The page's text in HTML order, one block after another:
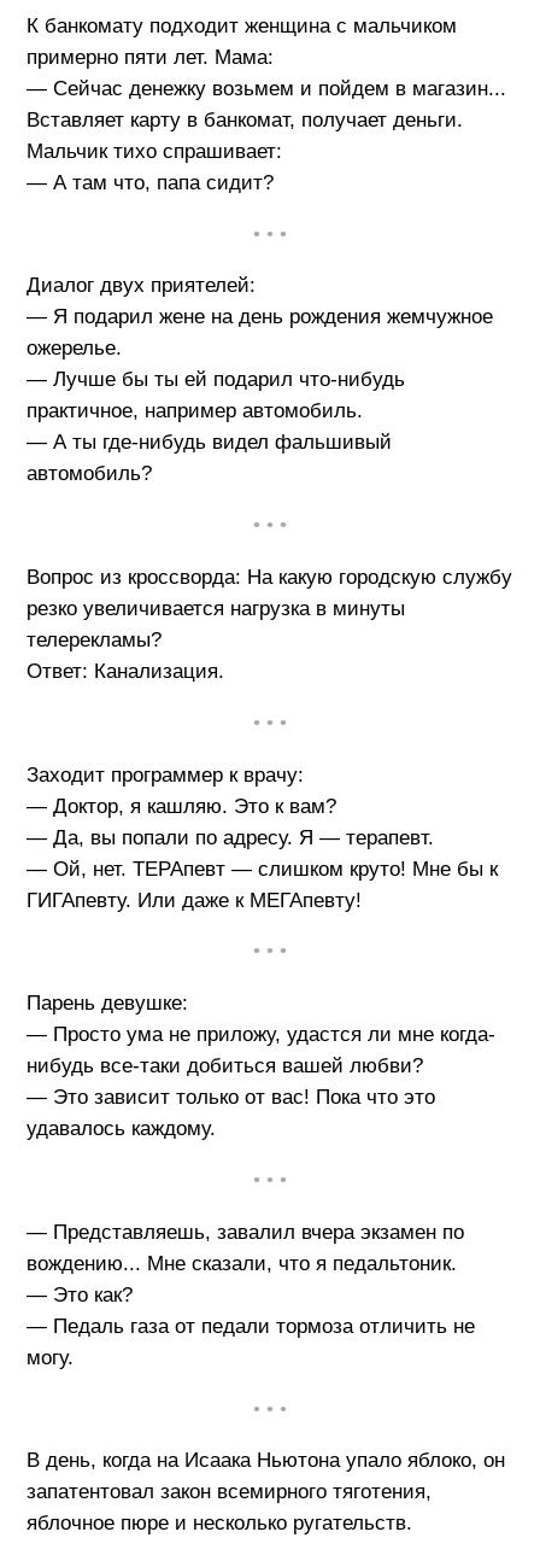
К банкомату подходит женщина с мальчиком
примерно пяти лет. Мама:
— Сейчас денежку возьмем и пойдем в магазин...
Вставляет карту в банкомат, получает деньги.
Мальчик тихо спрашивает:
— А там что, папа сидит?
• • •
Диалог двух приятелей:
— Я подарил жене на день рождения жемчужное
ожерелье.
— Лучше бы ты ей подарил что-нибудь
практичное, например автомобиль.
— А ты где-нибудь видел фальшивый
автомобиль?
• • •
Вопрос из кроссворда: На какую городскую службу
резко увеличивается нагрузка в минуты
телерекламы?
Ответ: Канализация.
• • •
Заходит программер к врачу:
— Доктор, я кашляю. Это к вам?
— Да, вы попали по адресу. Я — терапевт.
— Ой, нет. ТЕРАпевт — слишком круто! Мне бы к
ГИГАпевту. Или даже к МЕГАпевту!
• • •
Парень девушке:
— Просто ума не приложу, удастся ли мне когда-
нибудь все-таки добиться вашей любви?
— Это зависит только от вас! Пока что это
удавалось каждому.
• • •
— Представляешь, завалил вчера экзамен по
вождению... Мне сказали, что я педальтоник.
— Это как?
— Педаль газа от педали тормоза отличить не
могу.
• • •
В день, когда на Исаака Ньютона упало яблоко, он
запатентовал закон всемирного тяготения,
яблочное пюре и несколько ругательств.